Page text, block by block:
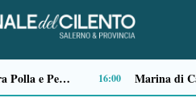
Tensione al Pronto soccorso del “Ruggi”, volontario aggredito durante una missione 09:03